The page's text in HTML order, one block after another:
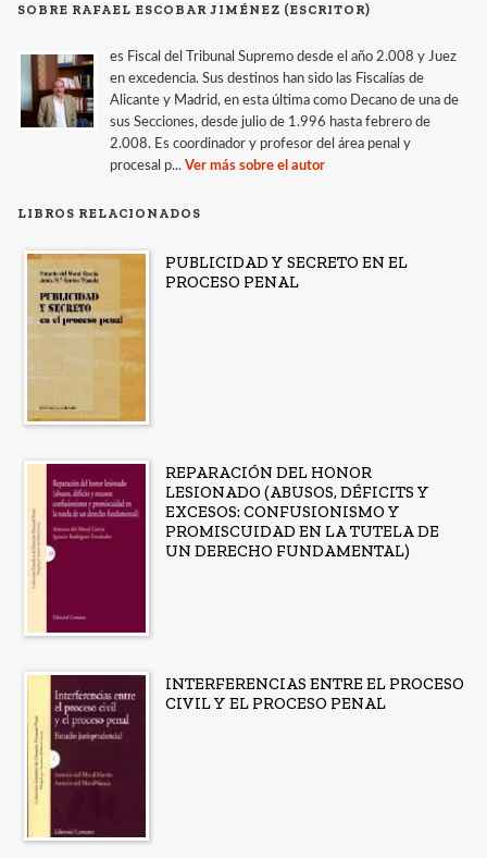
SOBRE RAFAEL ESCOBAR JIMÉNEZ (ESCRITOR)
es Fiscal del Tribunal Supremo desde el año 2.008 y Juez
en excedencia. Sus destinos han sido las Fiscalías de
Alicante y Madrid, en esta última como Decano de una de
sus Secciones, desde julio de 1.996 hasta febrero de
2.008. Es coordinador y profesor del área penal y
procesal p... Ver más sobre el autor
LIBROS RELACIONADOS
PUBLICIDAD Y SECRETO EN EL
PROCESO PENAL
REPARACIÓN DEL HONOR
LESIONADO (ABUSOS, DÉFICITS Y
EXCESOS: CONFUSIONISMO Y
PROMISCUIDAD EN LA TUTELA DE
UN DERECHO FUNDAMENTAL)
INTERFERENCIAS ENTRE EL PROCESO
CIVIL Y EL PROCESO PENAL